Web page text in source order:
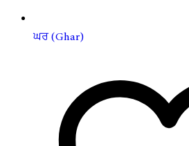
ਘਰ (Ghar)